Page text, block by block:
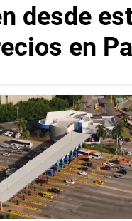
desde
en